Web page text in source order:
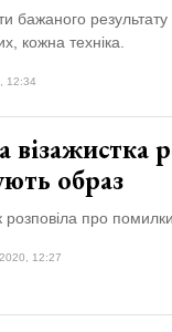
бажаного результату
кожна техніка.
12:34
візажистка
образ
розповіла про
12:27